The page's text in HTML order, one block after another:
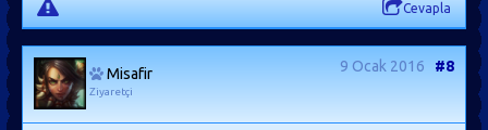
Cevapla
Misafir
Ziyaretçi
9 Ocak 2016 #8